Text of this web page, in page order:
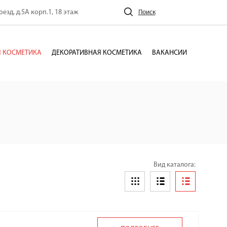
д.5А корп.1, 18 этаж Поиск
КОСМЕТИКА ДЕКОРАТИВНАЯ КОСМЕТИКА ВАКАНСИИ
Вид каталога: